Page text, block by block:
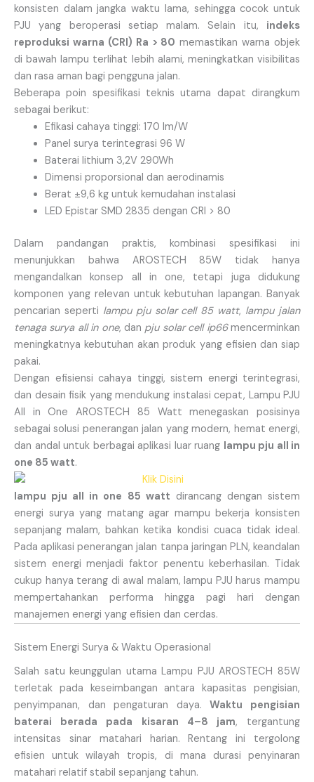
konsisten dalam jangka waktu lama, sehingga cocok untuk
PJU yang beroperasi setiap malam. Selain itu, indeks
reproduksi warna (CRI) Ra > 80 memastikan warna objek
di bawah lampu terlihat lebih alami, meningkatkan visibilitas
dan rasa aman bagi pengguna jalan.
Beberapa poin spesifikasi teknis utama dapat dirangkum
sebagai berikut:
Efikasi cahaya tinggi: 170 lm/W
Panel surya terintegrasi 96 W
Baterai lithium 3,2V 290Wh
Dimensi proporsional dan aerodinamis
Berat ±9,6 kg untuk kemudahan instalasi
LED Epistar SMD 2835 dengan CRI > 80
Dalam pandangan praktis, kombinasi spesifikasi ini
menunjukkan bahwa AROSTECH 85W tidak hanya
mengandalkan konsep all in one, tetapi juga didukung
komponen yang relevan untuk kebutuhan lapangan. Banyak
pencarian seperti lampu pju solar cell 85 watt, lampu jalan
tenaga surya all in one, dan pju solar cell ip66mencerminkan
meningkatnya kebutuhan akan produk yang efisien dan siap
pakai.
Dengan efisiensi cahaya tinggi, sistem energi terintegrasi,
dan desain fisik yang mendukung instalasi cepat, Lampu PJU
All in One AROSTECH 85 Watt menegaskan posisinya
sebagai solusi penerangan jalan yang modern, hemat energi,
dan andal untuk berbagai aplikasi luar ruang lampu pju all in
one 85 watt.
lampu pju all in one 85 watt dirancang dengan sistem
energi surya yang matang agar mampu bekerja konsisten
sepanjang malam, bahkan ketika kondisi cuaca tidak ideal.
Pada aplikasi penerangan jalan tanpa jaringan PLN, keandalan
sistem energi menjadi faktor penentu keberhasilan. Tidak
cukup hanya terang di awal malam, lampu PJU harus mampu
mempertahankan performa hingga pagi hari dengan
manajemen energi yang efisien dan cerdas.
Sistem Energi Surya & Waktu Operasional
Salah satu keunggulan utama Lampu PJU AROSTECH 85W
terletak pada keseimbangan antara kapasitas pengisian,
penyimpanan, dan pengaturan daya.Waktu pengisian
baterai berada pada kisaran 4–8 jam, tergantung
intensitas sinar matahari harian. Rentang ini tergolong
efisien untuk wilayah tropis, di mana durasi penyinaran
matahari relatif stabil sepanjang tahun.